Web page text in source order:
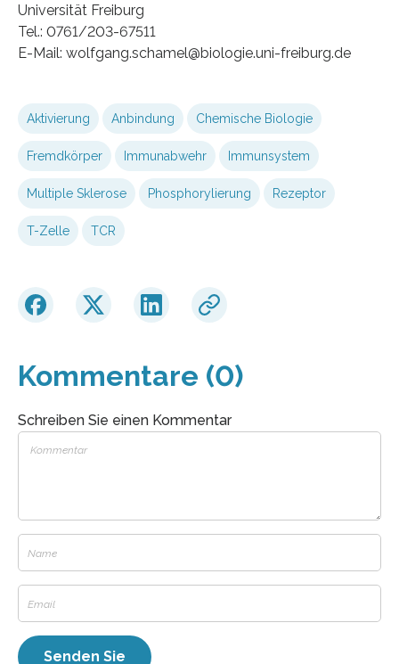
Universität Freiburg
Tel.: 0761/203-67511
E-Mail: wolfgang.schamel@biologie.uni-freiburg.de
Aktivierung Anbindung Chemische Biologie
Fremdkörper Immunabwehr Immunsystem
Multiple Sklerose Phosphorylierung Rezeptor
T-Zelle TCR
Kommentare (0)
Schreiben Sie einen Kommentar